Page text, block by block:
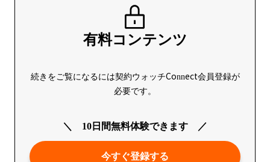
有料コンテンツ
続きをご覧になるには契約ウォッチConnect会員登録が
必要です。
10日間無料体験できます
今すぐ登録する